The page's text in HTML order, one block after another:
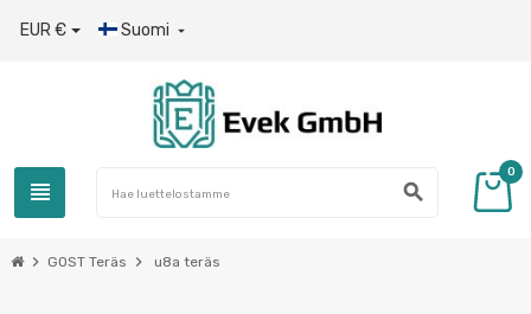
EUR € Suomi 
view_headline search
0
chevron_right GOST Teräs chevron_right u8a teräs